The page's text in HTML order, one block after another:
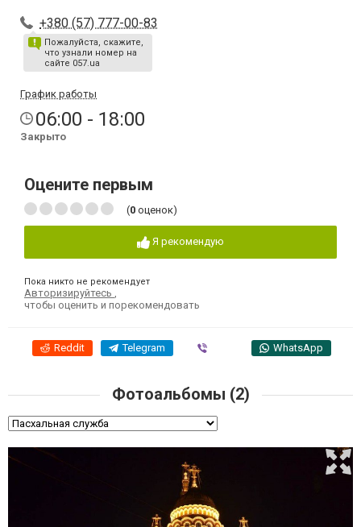
+380 (57) 777-00-83
Пожалуйста, скажите,
что узнали номер на
сайте 057.ua
График работы
06:00 - 18:00
Закрыто
Оцените первым
(0 оценок)
Я рекомендую
Пока никто не рекомендует
Авторизируйтесь
чтобы оценить и порекомендовать
Reddit Telegram WhatsApp
Фотоальбомы (2)